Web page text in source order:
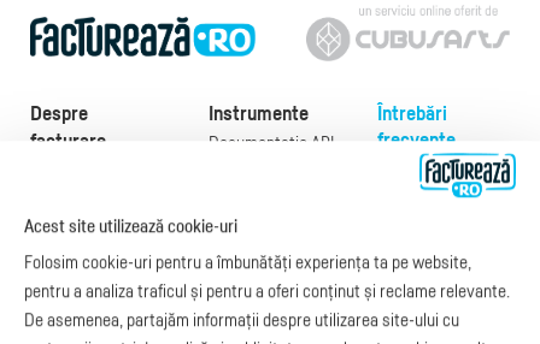
Despre
facturare
Exemple de facturi
Model factură
Manual de
facturare
Instrumente
Documentație API
e-Factura B2C
API e-Factura
e-Transport
Integrare Stripe
Întrebări
frecvente
Despre noi
Acest site utilizează cookie-uri
Folosim cookie-uri pentru a îmbunătăți experiența ta pe website,
pentru a analiza traficul și pentru a oferi conținut și reclame relevante.
De asemenea, partajăm informații despre utilizarea site-ului cu